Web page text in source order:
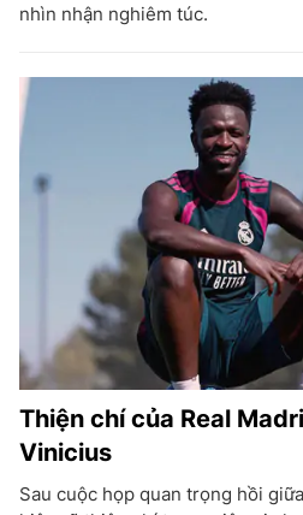
nhìn nhận nghiêm túc.
Thiện chí của Real
Vinicius
Sau cuộc họp quan trọng hồi